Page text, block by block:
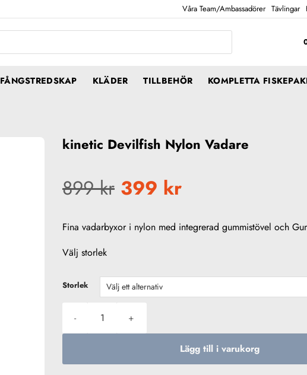
Våra Team/Ambassadörer Tävlingar
FÅNGSTREDSKAP KLÄDER TILLBEHÖR KOMPLETTA
kinetic Devilfish Nylon Vadare
899kr 399 kr
Fina vadarbyxor i nylon med integrerad gummistövel och
Välj storlek
Storlek
Lägg till i varukorg